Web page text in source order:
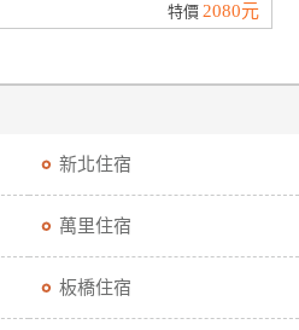
特價 2080元
新北住宿
萬里住宿
板橋住宿